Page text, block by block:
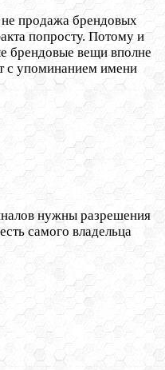
продажа брендовых
попросту. Потому и
брендовые вещи вполне
с упоминанием имени
нужны разрешения
самого владельца